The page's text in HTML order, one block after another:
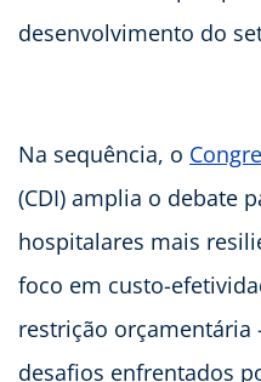
desenvolvimento do
Na sequência, o
(CDI) amplia o debate
hospitalares mais
foco em custo-
restrição
desafios enfrentados